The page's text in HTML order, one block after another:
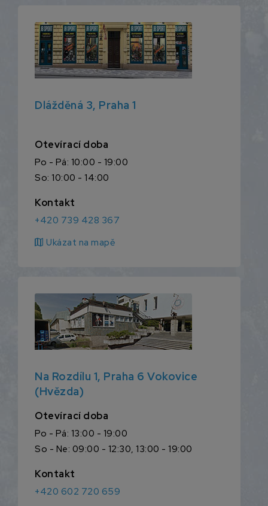
Dlážděná 3, Praha 1
Otevírací doba
Po - Pá: 10:00 - 19:00
So: 10:00 - 14:00
Kontakt
+420 739 428 367
map Ukázat na mapě
Na Rozdílu 1, Praha 6 Vokovice
(Hvězda)
Otevírací doba
Po - Pá: 13:00 - 19:00
So - Ne: 09:00 - 12:30, 13:00 - 19:00
Kontakt
+420 602 720 659